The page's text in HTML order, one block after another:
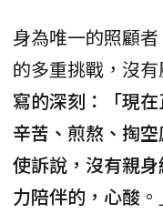
身為唯一的照顧
的多重挑戰，沒
寫的深刻：「現
辛苦、煎熬、掏
使訴說，沒有親
力陪伴的，心酸 。